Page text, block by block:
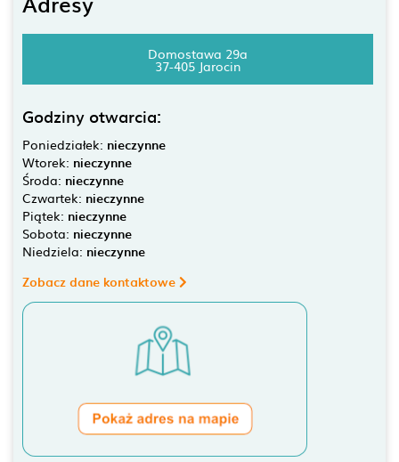
Domostawa 29a
37-405 Jarocin
Godziny otwarcia:
Poniedziałek: nieczynne
Wtorek: nieczynne
Środa: nieczynne
Czwartek: nieczynne
Piątek: nieczynne
Sobota: nieczynne
Niedziela: nieczynne
Zobacz dane kontaktowe